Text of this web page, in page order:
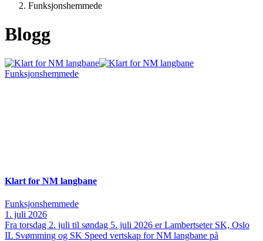
Funksjonshemmede
Blogg
Funksjonshemmede
Klart for NM langbane
Funksjonshemmede
1. juli 2026
Fra torsdag 2. juli til søndag 5. juli 2026 er Lambertseter SK, Oslo
IL Svømming og SK Speed vertskap for NM langbane på